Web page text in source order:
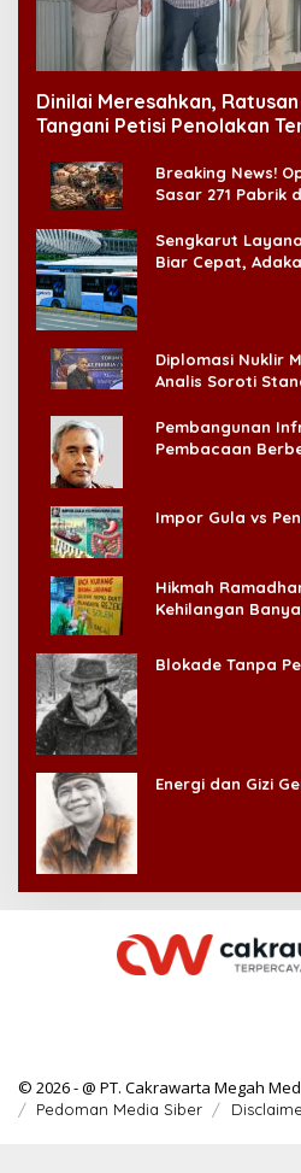
Dinilai Meresahkan,
Tangani Petisi Penolakan
Breaking News!
Sasar 271 Pabrik
Sengkarut
Biar Cepat,
Diplomasi Nuklir
Analis Soroti
Pembangunan
Pembacaan
Impor Gula vs
Hikmah
Kehilangan
Blokade Tanpa
Energi dan Gizi
© 2026 - @ PT. Cakrawarta Megah
Pedoman Media Siber